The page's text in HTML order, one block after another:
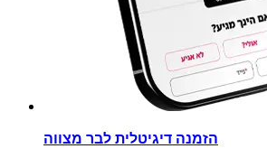
הזמנה דיגיטלית לבר מצווה